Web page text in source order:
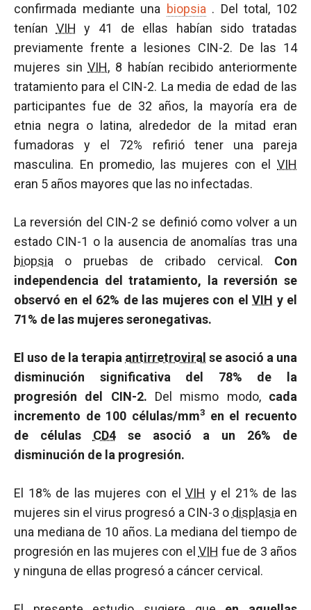
confirmada mediante una biopsia . Del total, 102
tenían VIH y 41 de ellas habían sido tratadas
previamente frente a lesiones CIN-2. De las 14
mujeres sinVIH, 8 habían recibido anteriormente
tratamiento para el CIN-2. La media de edad de las
participantes fue de 32 años, la mayoría era de
etnia negra o latina, alrededor de la mitad eran
fumadoras y el 72% refirió tener una pareja
masculina. En promedio, las mujeres con el VIH
eran 5 años mayores que las no infectadas.
La reversión del CIN-2 se definió como volver a un
estado CIN-1 o la ausencia de anomalías tras una
biopsia o pruebas de cribado cervical. Con
independencia del tratamiento, la reversión se
observó en el 62% de las mujeres con elVIH y el
71% de las mujeres seronegativas.
El uso de la terapia antirretroviral se asoció a una
disminución significativa del 78% de la
progresión del CIN-2. Del mismo modo, cada
incremento de 100 células/mm3 en el recuento
de células CD4se asoció a un 26% de
disminución de la progresión.
El 18% de las mujeres con elVIH y el 21% de las
mujeres sin el virus progresó a CIN-3 o displasia en
una mediana de 10 años. La mediana del tiempo de
progresión en las mujeres con el VIH fue de 3 años
y ninguna de ellas progresó a cáncer cervical.